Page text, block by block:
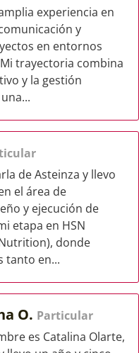
experiencia en
y
en entornos
trayectoria combina
y la gestión
de Asteinza y llevo
el área de
y ejecución de
etapa en HSN
donde
tanto en...
O. Particular
es Catalina Olarte,